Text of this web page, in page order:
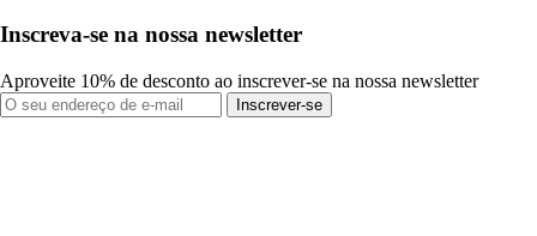
Inscreva-se na nossa newsletter
Aproveite 10% de desconto ao inscrever-se na nossa newsletter
Inscrever-se